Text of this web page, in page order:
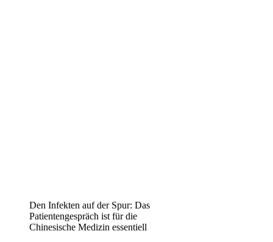
Den Infekten auf der Spur: Das
Patientengespräch ist für die
Chinesische Medizin essentiell